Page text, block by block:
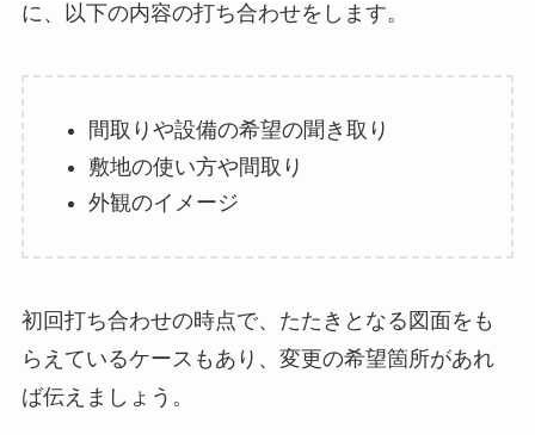
に、以下の内容の打ち合わせをします。
間取りや設備の希望の聞き取り
敷地の使い方や間取り
外観のイメージ
初回打ち合わせの時点で、たたきとなる図面をも
らえているケースもあり、変更の希望箇所があれ
ば伝えましょう。